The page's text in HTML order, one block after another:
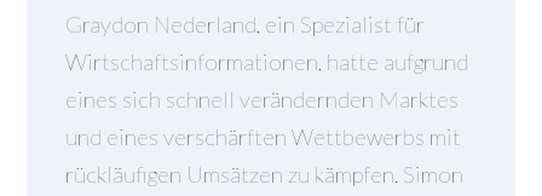
Graydon Nederland, ein Spezialist für
Wirtschaftsinformationen, hatte aufgrund
eines sich schnell verändernden Marktes
und eines verschärften Wettbewerbs mit
rückläufigen Umsätzen zu kämpfen. Simon